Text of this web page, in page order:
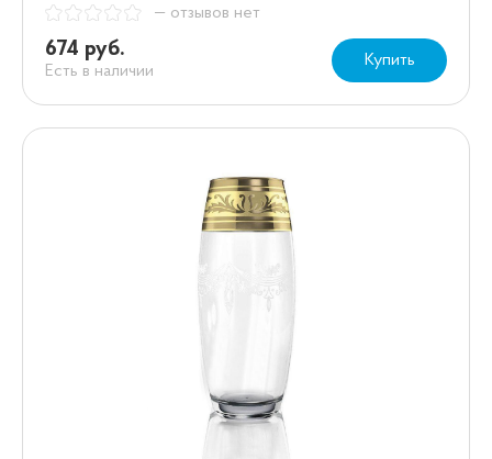
— отзывов нет
674 руб.
Есть в наличии
Купить